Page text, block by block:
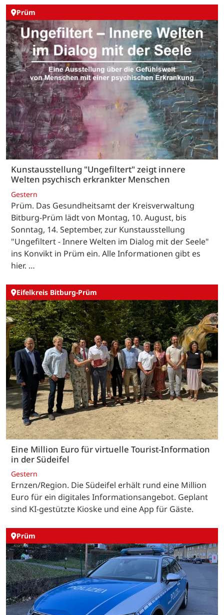
Prüm
Kunstausstellung "Ungefiltert" zeigt innere
Welten psychisch erkrankter Menschen
Gestern
Prüm. Das Gesundheitsamt der Kreisverwaltung
Bitburg-Prüm lädt von Montag, 10. August, bis
Sonntag, 14. September, zur Kunstausstellung
"Ungefiltert - Innere Welten im Dialog mit der Seele"
ins Konvikt in Prüm ein. Alle Informationen gibt es
hier. …
Eifelkreis Bitburg-Prüm
Eine Million Euro für virtuelle Tourist-Information
in der Südeifel
Gestern
Ernzen/Region. Die Südeifel erhält rund eine Million
Euro für ein digitales Informationsangebot. Geplant
sind KI-gestützte Kioske und eine App für Gäste.
Prüm